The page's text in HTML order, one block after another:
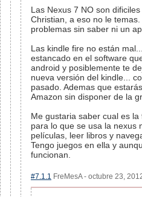
Las Nexus 7 NO son
Christian, a eso no le
problemas sin saber ni un
Las kindle fire no están
estancado en el software
android y posiblemente te
nueva versión del kindle...
pasado. Ademas que
Amazon sin disponer de la
Me gustaria saber cual es
para lo que se usa la nexus
películas, leer libros y
Tengo juegos en ella y
funcionan.
#7.1.1 FreMesA - octubre 23,